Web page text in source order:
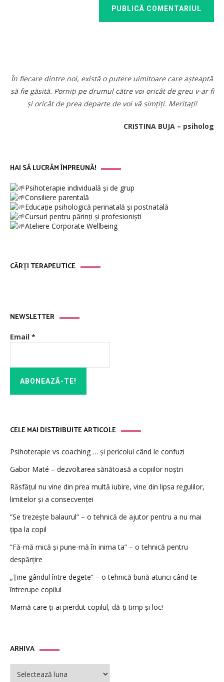
PUBLICĂ COMENTARIUL
În fiecare dintre noi, există o putere uimitoare care așteaptă
să fie găsită. Porniți pe drumul către voi oricât de greu v-ar fi
și oricât de prea departe de voi vă simțiți. Meritați!
CRISTINA BUJA – psiholog
HAI SĂ LUCRĂM ÎMPREUNĂ!
Psihoterapie individuală și de grup
Consiliere parentală
Educație psihologică perinatală și postnatală
Cursuri pentru părinți și profesioniști
Ateliere Corporate Wellbeing
CĂRȚI TERAPEUTICE
NEWSLETTER
Email *
CELE MAI DISTRIBUITE ARTICOLE
Psihoterapie vs coaching … și pericolul când le confuzi
Gabor Maté – dezvoltarea sănătoasă a copiilor noștri
Răsfățul nu vine din prea multă iubire, vine din lipsa regulilor,
limitelor și a consecvenței
”Se trezește balaurul” – o tehnică de ajutor pentru a nu mai
țipa la copil
”Fă-mă mică și pune-mă în inima ta” – o tehnică pentru
despărțire
„Ține gândul între degete” – o tehnică bună atunci când te
întrerupe copilul
Mamă care ți-ai pierdut copilul, dă-ți timp și loc!
ARHIVAARHIVA